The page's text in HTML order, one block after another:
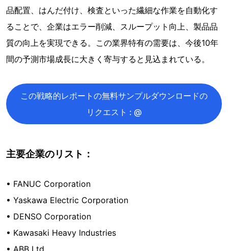
品配置、はんだ付け、検査といった繊細な作業を自動化す
ることで、企業はエラー削減、スループット向上、製品品
質の向上を実現できる。この業界特有の需要は、今後10年
間の予測市場成長に大きく寄与すると見込まれている。
この戦略的レポートの無料サンプルダウンロードの
リクエスト : @
主要企業のリスト：
• FANUC Corporation
• Yaskawa Electric Corporation
• DENSO Corporation
• Kawasaki Heavy Industries